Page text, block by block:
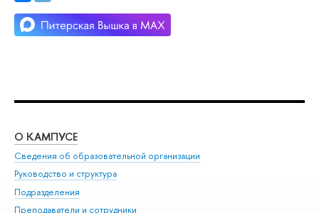
О КАМПУСЕ
Сведения об образовательной организации
Руководство и структура
Подразделения
Преподаватели и сотрудники